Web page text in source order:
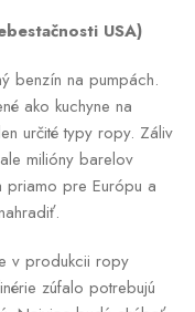
USA)
benzín na pumpách.
ako kuchyne na
určité typy ropy. Záliv
milióny barelov
priamo pre Európu a
v produkcii ropy
zúfalo potrebujú